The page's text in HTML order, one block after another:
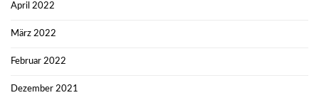
April 2022
März 2022
Februar 2022
Dezember 2021